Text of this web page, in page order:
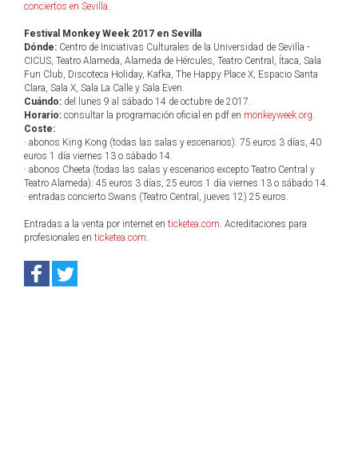
conciertos en Sevilla.
Festival Monkey Week 2017 en Sevilla
Dónde: Centro de Iniciativas Culturales de la Universidad de Sevilla -
CICUS, Teatro Alameda, Alameda de Hércules, Teatro Central, Ítaca, Sala
Fun Club, Discoteca Holiday, Kafka, The Happy Place X, Espacio Santa
Clara, Sala X, Sala La Calle y Sala Even.
Cuándo: del lunes 9 al sábado 14 de octubre de 2017.
Horario: consultar la programación oficial en pdf en monkeyweek.org.
Coste:
· abonos King Kong (todas las salas y escenarios): 75 euros 3 días, 40
euros 1 día viernes 13 o sábado 14.
· abonos Cheeta (todas las salas y escenarios excepto Teatro Central y
Teatro Alameda): 45 euros 3 días, 25 euros 1 día viernes 13 o sábado 14.
· entradas concierto Swans (Teatro Central, jueves 12) 25 euros.
Entradas a la venta por internet en ticketea.com. Acreditaciones para
profesionales en ticketea.com.